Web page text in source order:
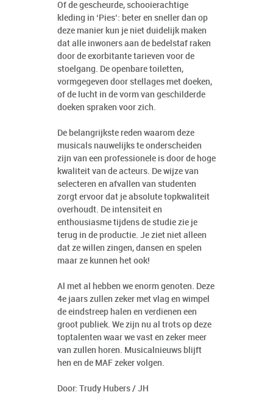
Of de gescheurde, schooierachtige
kleding in ‘Pies’: beter en sneller dan op
deze manier kun je niet duidelijk maken
dat alle inwoners aan de bedelstaf raken
door de exorbitante tarieven voor de
stoelgang. De openbare toiletten,
vormgegeven door stellages met doeken,
of de lucht in de vorm van geschilderde
doeken spraken voor zich.
De belangrijkste reden waarom deze
musicals nauwelijks te onderscheiden
zijn van een professionele is door de hoge
kwaliteit van de acteurs. De wijze van
selecteren en afvallen van studenten
zorgt ervoor dat je absolute topkwaliteit
overhoudt. De intensiteit en
enthousiasme tijdens de studie zie je
terug in de productie. Je ziet niet alleen
dat ze willen zingen, dansen en spelen
maar ze kunnen het ook!
Al met al hebben we enorm genoten. Deze
4e jaars zullen zeker met vlag en wimpel
de eindstreep halen en verdienen een
groot publiek. We zijn nu al trots op deze
toptalenten waar we vast en zeker meer
van zullen horen. Musicalnieuws blijft
hen en de MAF zeker volgen.
Door: Trudy Hubers / JH